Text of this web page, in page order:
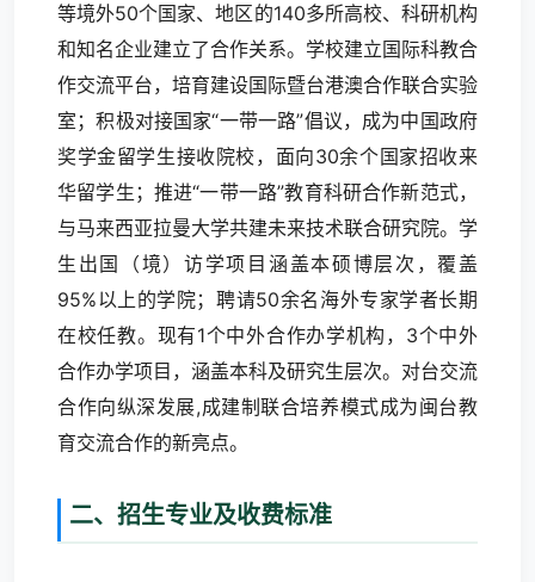
等境外50个国家、地区的140多所高校、科研机构
和知名企业建立了合作关系。学校建立国际科教合
作交流平台，培育建设国际暨台港澳合作联合实验
室；积极对接国家“一带一路”倡议，成为中国政府
奖学金留学生接收院校，面向30余个国家招收来
华留学生；推进“一带一路”教育科研合作新范式，
与马来西亚拉曼大学共建未来技术联合研究院。学
生出国（境）访学项目涵盖本硕博层次，覆盖
95%以上的学院；聘请50余名海外专家学者长期
在校任教。现有1个中外合作办学机构，3个中外
合作办学项目，涵盖本科及研究生层次。对台交流
合作向纵深发展,成建制联合培养模式成为闽台教
育交流合作的新亮点。
二、招生专业及收费标准